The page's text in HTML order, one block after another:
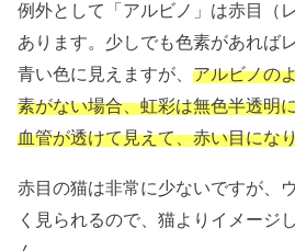
例外として「アルビノ」は赤目（
あります。少しでも色素があれば
青い色に見えますが、アルビノの
素がない場合、虹彩は無色半透明
血管が透けて見えて、赤い目にな
赤目の猫は非常に少ないですが、
く見られるので、猫よりイメージ